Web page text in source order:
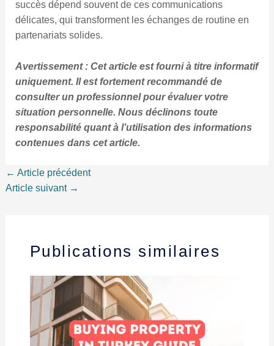
succès dépend souvent de ces communications
délicates, qui transforment les échanges de routine en
partenariats solides.
Avertissement : Cet article est fourni à titre informatif
uniquement. Il est fortement recommandé de
consulter un professionnel pour évaluer votre
situation personnelle. Nous déclinons toute
responsabilité quant à l’utilisation des informations
contenues dans cet article.
← Article précédent
Article suivant →
Publications similaires